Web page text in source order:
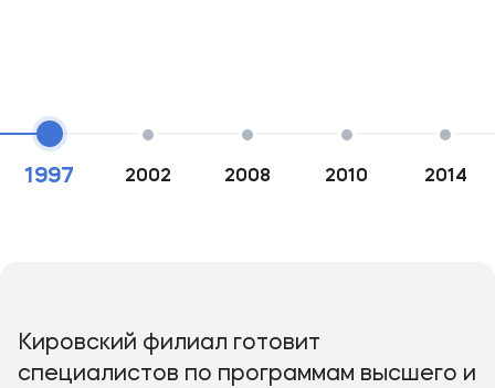
1997 2002 2008 2010 2014
Кировский филиал готовит
специалистов по программам высшего и